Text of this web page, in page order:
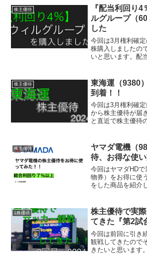
株主優待
『配当利回り
ルグループ（
した
今回は3月権利確
株購入しましたの
いと思います。配
す。
株主優待
東海運（9380
到着！！
今回は3月権利確定
から株主優待が届
と直近で株主優待
株主優待
ヤマダ電機（
待、お得な使
今回はヤマダHD
物券）をお得に使
をした商品を紹介
に。デンキが大塚
事業】デンキ79(4)
1株優待
株主優待で実
てきた『第2
今回は前回に引き
観戦してきたので
きたいと思います。